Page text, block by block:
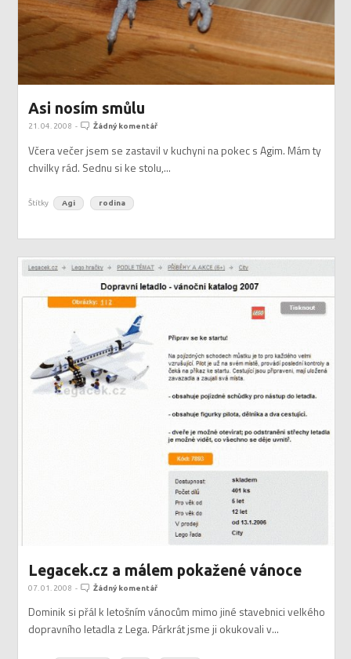
Asi nosím smůlu
21. 04. 2008 - Žádný komentář
Včera večer jsem se zastavil v kuchyni na pokec s Agim. Mám ty
chvilky rád. Sednu si ke stolu,...
Štítky Agi rodina
Legacek.cz a málem pokažené vánoce
07. 01. 2008 - Žádný komentář
Dominik si přál k letošním vánocům mimo jiné stavebnici velkého
dopravního letadla z Lega. Párkrát jsme ji okukovali v...